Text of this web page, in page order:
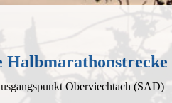
Halbmarathonstrecke
Oberviechtach (SAD)